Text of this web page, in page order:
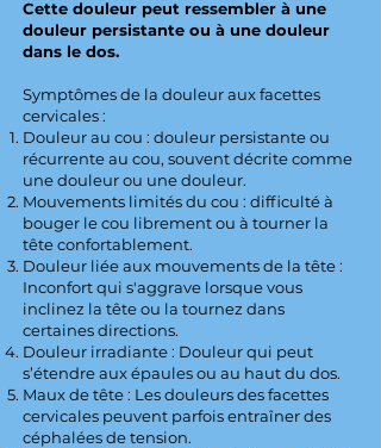
Cette douleur peut ressembler à une
douleur persistante ou à une douleur
dans le dos.
Symptômes de la douleur aux facettes
cervicales :
Douleur au cou : douleur persistante ou
récurrente au cou, souvent décrite comme
une douleur ou une douleur.
Mouvements limités du cou : difficulté à
bouger le cou librement ou à tourner la
tête confortablement.
Douleur liée aux mouvements de la tête :
Inconfort qui s'aggrave lorsque vous
inclinez la tête ou la tournez dans
certaines directions.
Douleur irradiante : Douleur qui peut
s’étendre aux épaules ou au haut du dos.
Maux de tête : Les douleurs des facettes
cervicales peuvent parfois entraîner des
céphalées de tension.